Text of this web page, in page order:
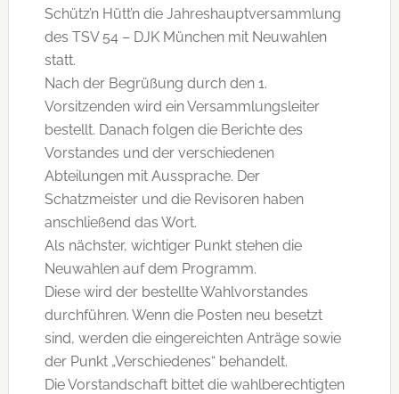
Schütz’n Hütt’n die Jahreshauptversammlung
des TSV 54 – DJK München mit Neuwahlen
statt.
Nach der Begrüßung durch den 1.
Vorsitzenden wird ein Versammlungsleiter
bestellt. Danach folgen die Berichte des
Vorstandes und der verschiedenen
Abteilungen mit Aussprache. Der
Schatzmeister und die Revisoren haben
anschließend das Wort.
Als nächster, wichtiger Punkt stehen die
Neuwahlen auf dem Programm.
Diese wird der bestellte Wahlvorstandes
durchführen. Wenn die Posten neu besetzt
sind, werden die eingereichten Anträge sowie
der Punkt „Verschiedenes“ behandelt.
Die Vorstandschaft bittet die wahlberechtigten